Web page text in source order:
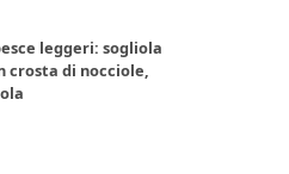
leggeri: sogliola
crosta di nocciole,